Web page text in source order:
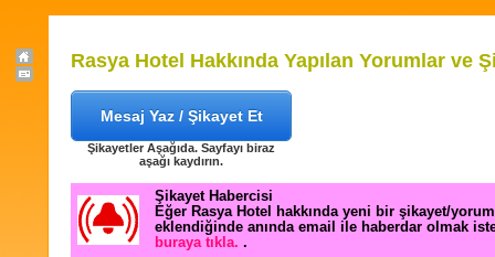
Rasya Hotel Hakkında Yapılan Yorumlar ve
Mesaj Yaz / Şikayet Et
Şikayetler Aşağıda. Sayfayı biraz
aşağı kaydırın.
Şikayet Habercisi
Eğer Rasya Hotel hakkında yeni bir şikayet/yorum
eklendiğinde anında email ile haberdar olmak
buraya tıkla. .